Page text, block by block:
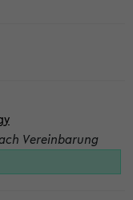
Vereinbarung